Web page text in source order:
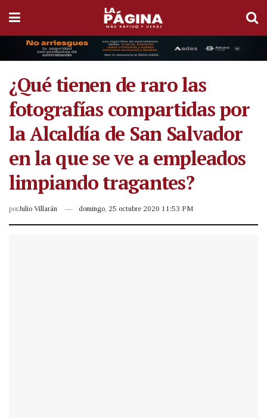
¿Qué tienen de raro las
fotografías compartidas por
la Alcaldía de San Salvador
en la que se ve a empleados
limpiando tragantes?
porJulio Villarán domingo, 25 octubre 2020 11:53 PM